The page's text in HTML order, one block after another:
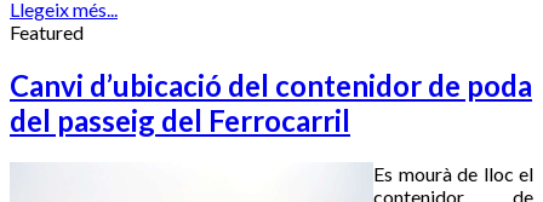
Llegeix més...
Featured
Canvi d’ubicació del contenidor de poda
del passeig del Ferrocarril
Es mourà de lloc el
contenidor de